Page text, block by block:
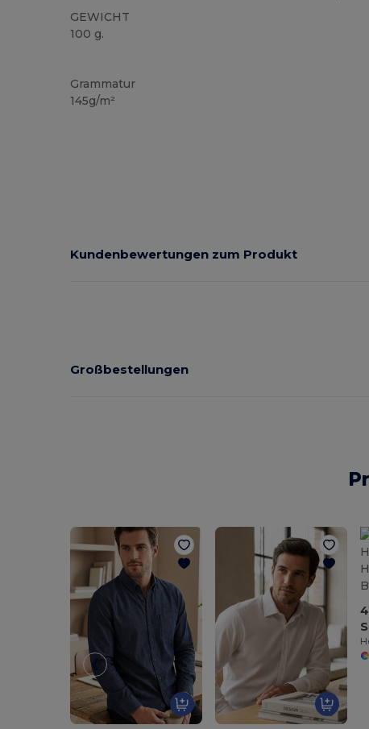
GEWICHT
100 g.
Grammatur
145g/m²
Kundenbewertungen zum Produkt
Großbestellungen